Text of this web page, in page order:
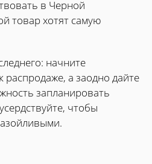
в Черной
товар хотят самую
начните
распродаже, а заодно дайте
запланировать
чтобы